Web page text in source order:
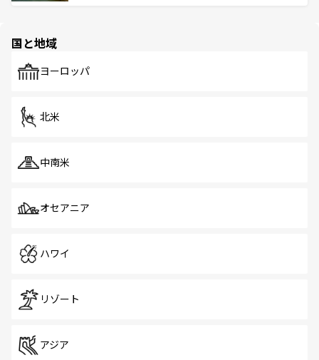
で、ホーカーズは地元の風情を楽しめる外せないスポット
国と地域
ヨーロッパ
北米
中南米
オセアニア
ハワイ
リゾート
アジア